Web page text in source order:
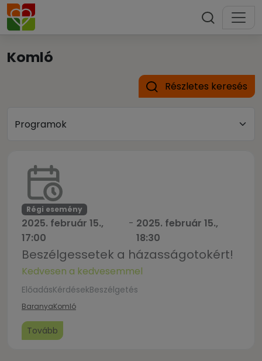
Komló
Részletes keresés
Régi esemény
2025. február 15.,
17:00
- 2025. február 15.,
18:30
Beszélgessetek a házasságotokért!
Kedvesen a kedvesemmel
ElőadásKérdésekBeszélgetés
BaranyaKomló
Tovább